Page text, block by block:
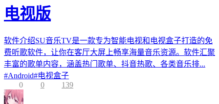
电视版
软件介绍SU音乐TV是一款专为智能电视和电视盒子打造的免
费听歌软件，让你在客厅大屏上畅享海量音乐资源。软件汇聚
丰富的歌单内容，涵盖热门歌单、抖音热歌、各类音乐排...
#Android#电视盒子
0
0 139